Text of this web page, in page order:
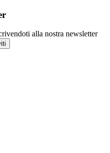
alla nostra newsletter